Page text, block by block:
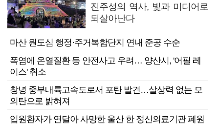
진주성의 역사, 빛과 미디어로
되살아난다
마산 원도심 행정·주거복합단지 연내 준공 수순
폭염에 온열질환 등 안전사고 우려… 양산시, '어필 레
이스' 취소
창녕 중부내륙고속도로서 포탄 발견…살상력 없는 모
의탄으로 밝혀져
입원환자가 연달아 사망한 울산 한 정신의료기관 폐원